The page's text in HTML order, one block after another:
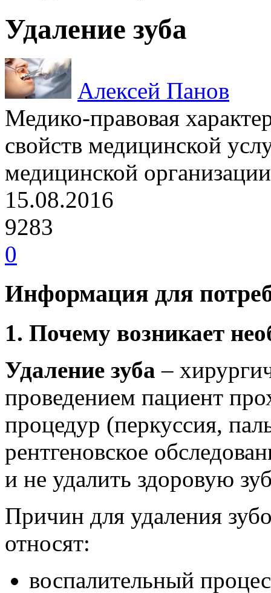
Удаление зуба
Алексей Панов
Медико-правовая
свойств медицинской
медицинской
15.08.2016
9283
0
Информация для
1. Почему возникает
Удаление зуба –
проведением пациент
процедур (перкуссия,
рентгеновское
и не удалить здоровую
Причин для удаления
относят:
воспалительный